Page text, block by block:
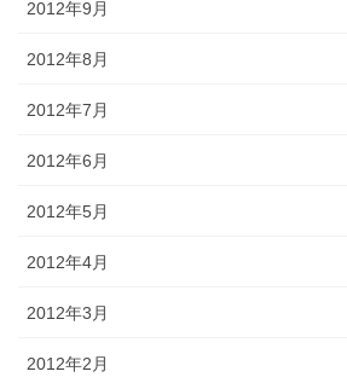
2012年9月
2012年8月
2012年7月
2012年6月
2012年5月
2012年4月
2012年3月
2012年2月